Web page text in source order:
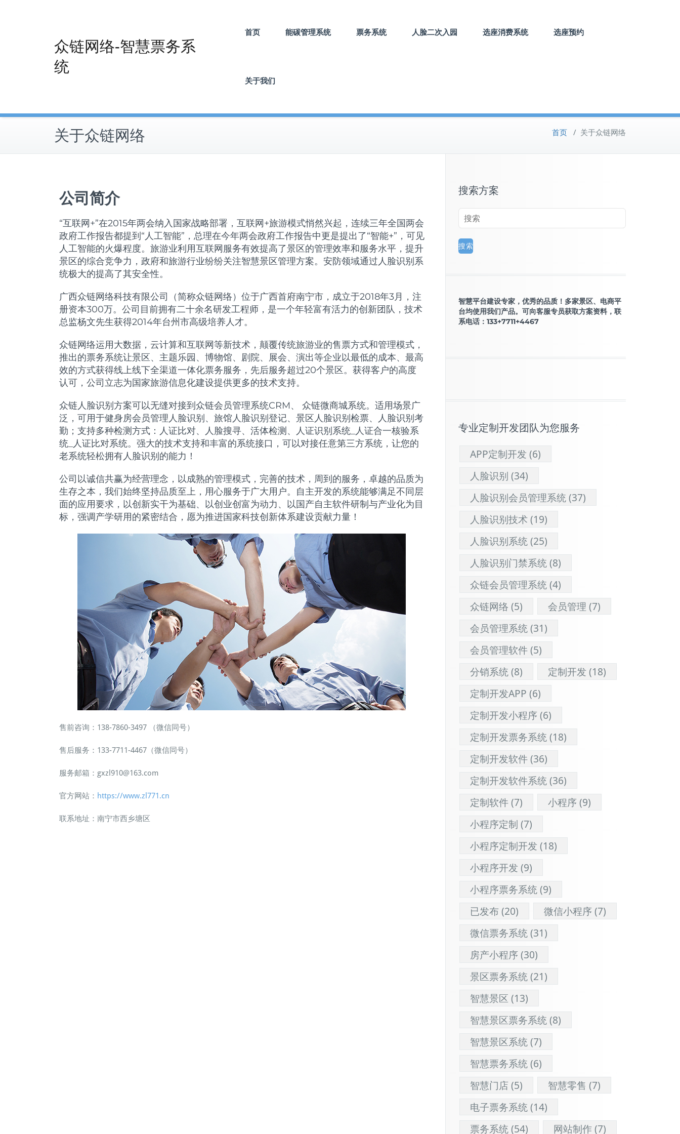
众链网络-智慧票务系
统
首页 能碳管理系统 票务系统 人脸二次入园 选座消费系统 选座预约
关于我们
关于众链网络 首页 / 关于众链网络
公司简介
“互联网+”在2015年两会纳入国家战略部署，互联网+旅游模式悄然兴起，连续三年全国两会
政府工作报告都提到“人工智能”，总理在今年两会政府工作报告中更是提出了“智能+”，可见
人工智能的火爆程度。旅游业利用互联网服务有效提高了景区的管理效率和服务水平，提升
景区的综合竞争力，政府和旅游行业纷纷关注智慧景区管理方案。安防领域通过人脸识别系
统极大的提高了其安全性。
广西众链网络科技有限公司（简称众链网络）位于广西首府南宁市，成立于2018年3月，注
册资本300万。公司目前拥有二十余名研发工程师，是一个年轻富有活力的创新团队，技术
总监杨文先生获得2014年台州市高级培养人才。
众链网络运用大数据，云计算和互联网等新技术，颠覆传统旅游业的售票方式和管理模式，
推出的票务系统让景区、主题乐园、博物馆、剧院、展会、演出等企业以最低的成本、最高
效的方式获得线上线下全渠道一体化票务服务，先后服务超过20个景区。获得客户的高度
认可，公司立志为国家旅游信息化建设提供更多的技术支持。
众链人脸识别方案可以无缝对接到众链会员管理系统CRM、 众链微商城系统。适用场景广
泛，可用于健身房会员管理人脸识别、旅馆人脸识别登记、景区人脸识别检票、人脸识别考
勤；支持多种检测方式：人证比对、人脸搜寻、活体检测、人证识别系统_人证合一核验系
统_人证比对系统。强大的技术支持和丰富的系统接口，可以对接任意第三方系统，让您的
老系统轻松拥有人脸识别的能力！
公司以诚信共赢为经营理念，以成熟的管理模式，完善的技术，周到的服务，卓越的品质为
生存之本，我们始终坚持品质至上，用心服务于广大用户。自主开发的系统能够满足不同层
面的应用要求，以创新实干为基础、以创业创富为动力、以国产自主软件研制与产业化为目
标，强调产学研用的紧密结合，愿为推进国家科技创新体系建设贡献力量！
售前咨询：138-7860-3497 （微信同号）
售后服务：133-7711-4467（微信同号）
服务邮箱：gxzl910@163.com
官方网站： https://www.zl771.cn
联系地址：南宁市西乡塘区
搜索方案
智慧平台建设专家，优秀的品质！多家景区、电商平
台均使用我们产品。可向客服专员获取方案资料，联
系电话：133+7711+4467
专业定制开发团队为您服务
APP定制开发 (6)
人脸识别 (34)
人脸识别会员管理系统(37)
人脸识别技术(19)
人脸识别系统(25)
人脸识别门禁系统(8)
众链会员管理系统(4)
众链网络 (5) 会员管理 (7)
会员管理系统(31)
会员管理软件(5)
分销系统(8) 定制开发 (18)
定制开发APP (6)
定制开发小程序(6)
定制开发票务系统(18)
定制开发软件(36)
定制开发软件系统(36)
定制软件(7) 小程序(9)
小程序定制 (7)
小程序定制开发 (18)
小程序开发 (9)
小程序票务系统(9)
已发布(20) 微信小程序(7)
微信票务系统(31)
房产小程序(30)
景区票务系统(21)
智慧景区 (13)
智慧景区票务系统(8)
智慧景区系统(7)
智慧票务系统(6)
智慧门店(5) 智慧零售 (7)
电子票务系统(14)
票务系统(54) 网站制作(7)